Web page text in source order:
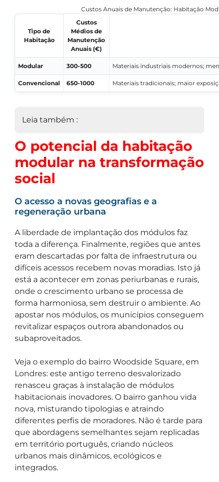
Custos Anuais de Manutenção: Habitação
Tipo de
Habitação
Custos
Médios de
Manutenção
Anuais (€)
Modular 300-500 Materiais industriais modernos;
Convencional 650-1000 Materiais tradicionais; maior
Leia também :
O potencial da habitação
modular na transformação
social
O acesso a novas geografias e a
regeneração urbana
A liberdade de implantação dos módulos faz
toda a diferença. Finalmente, regiões que antes
eram descartadas por falta de infraestrutura ou
difíceis acessos recebem novas moradias. Isto já
está a acontecer em zonas periurbanas e rurais,
onde o crescimento urbano se processa de
forma harmoniosa, sem destruir o ambiente. Ao
apostar nos módulos, os municípios conseguem
revitalizar espaços outrora abandonados ou
subaproveitados.
Veja o exemplo do bairro Woodside Square, em
Londres: este antigo terreno desvalorizado
renasceu graças à instalação de módulos
habitacionais inovadores. O bairro ganhou vida
nova, misturando tipologias e atraindo
diferentes perfis de moradores. Não é tarde para
que abordagens semelhantes sejam replicadas
em território português, criando núcleos
urbanos mais dinâmicos, ecológicos e
integrados.